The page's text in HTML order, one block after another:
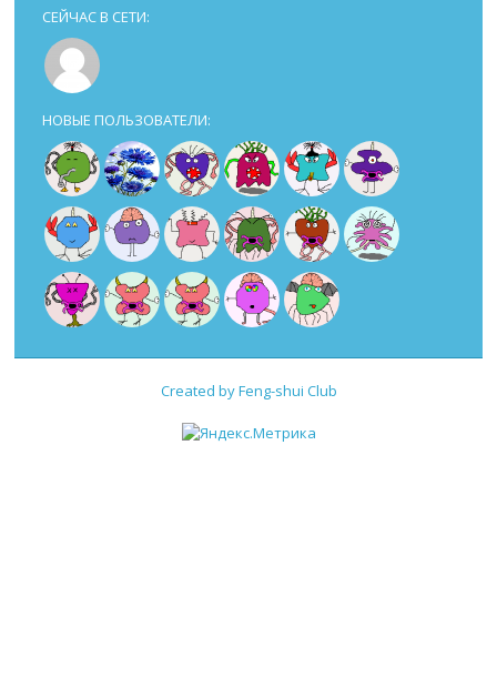
СЕЙЧАС В СЕТИ:
НОВЫЕ ПОЛЬЗОВАТЕЛИ:
Created by Feng-shui Club